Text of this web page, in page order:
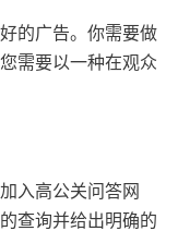
的广告。你需要做
需要以一种在观众
入高公关问答网
查询并给出明确的